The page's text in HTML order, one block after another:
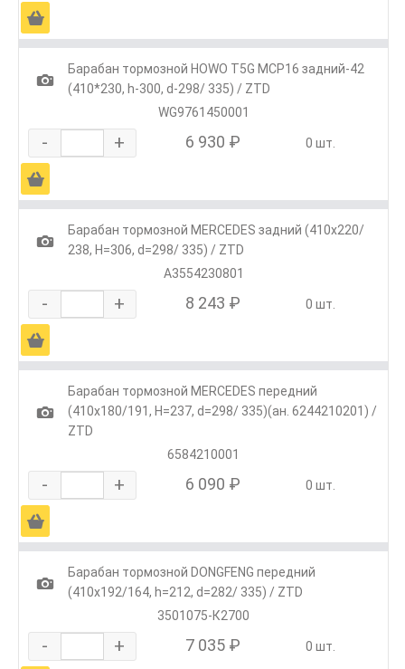
Ä
1
Барабан тормозной HOWO T5G MCP16 задний-42
(410*230, h-300, d-298/ 335) / ZTD
WG9761450001
- + 6 930 ₽ 0 шт.
Ä
1
Барабан тормозной MERCEDES задний (410x220/
238, H=306, d=298/ 335) / ZTD
A3554230801
- + 8 243 ₽ 0 шт.
Ä
1
Барабан тормозной MERCEDES передний
(410x180/191, H=237, d=298/ 335)(ан. 6244210201) /
ZTD
6584210001
- + 6 090 ₽ 0 шт.
Ä
1
Барабан тормозной DONGFENG передний
(410x192/164, h=212, d=282/ 335) / ZTD
3501075-К2700
- + 7 035 ₽ 0 шт.